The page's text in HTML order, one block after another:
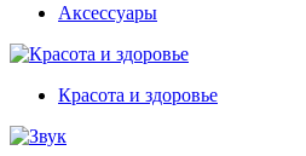
Аксессуары
Красота и здоровье